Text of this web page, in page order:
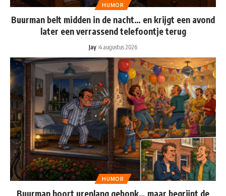
HUMOR
Buurman belt midden in de nacht… en krijgt een avond
later een verrassend telefoontje terug
Jay 4 augustus 2026
HUMOR
Buurman hoort urenlang gebonk… maar begrijpt de